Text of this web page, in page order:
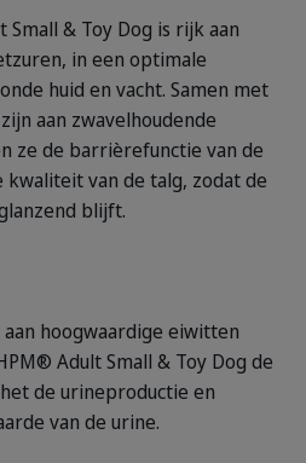
Small & Toy Dog is rijk aan
in een optimale
huid en vacht. Samen met
aan zwavelhoudende
ze de barrièrefunctie van de
van de talg, zodat de
blijft.
hoogwaardige eiwitten
Adult Small & Toy Dog de
de urineproductie en
van de urine.